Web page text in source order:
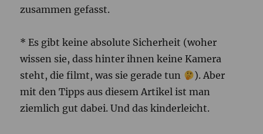
zusammen gefasst.
* Es gibt keine absolute Sicherheit (woher
wissen sie, dass hinter ihnen keine Kamera
steht, die filmt, was sie gerade tun
). Aber
mit den Tipps aus diesem Artikel ist man
ziemlich gut dabei. Und das kinderleicht.